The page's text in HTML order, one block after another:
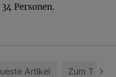
Personen.
Artikel Zum Thema